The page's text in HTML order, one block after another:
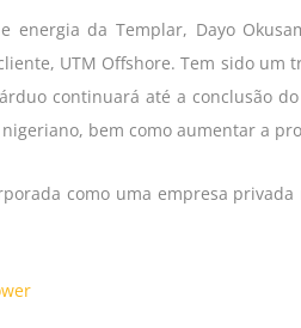
energia da Templar, Dayo
UTM Offshore. Tem sido
continuará até a conclusão
bem como aumentar a
como uma empresa